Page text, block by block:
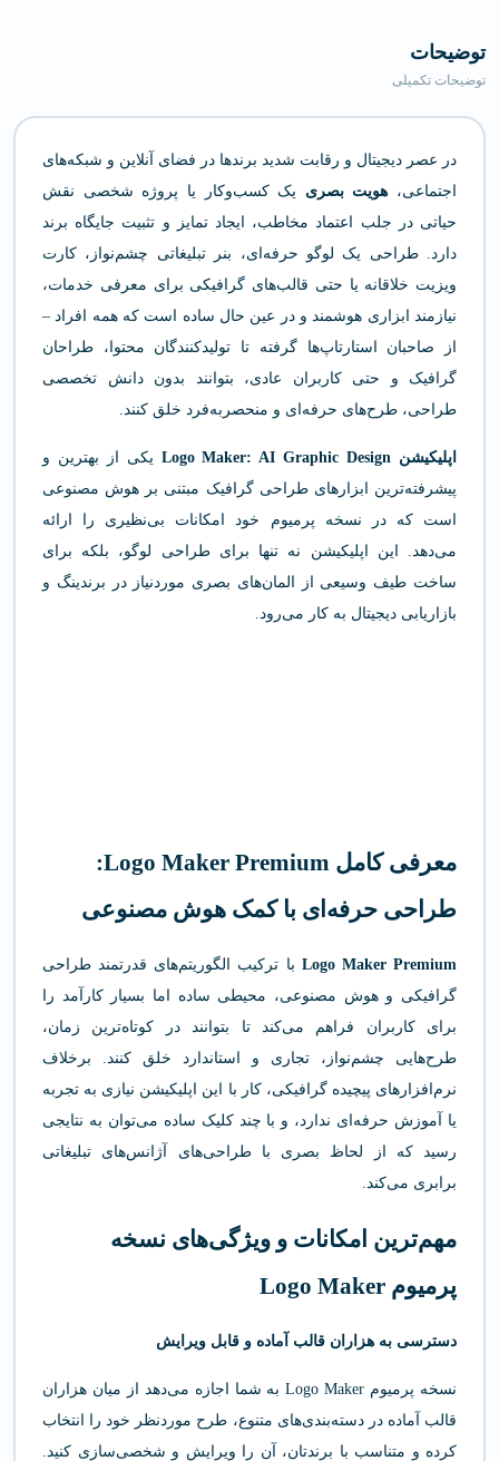
توضیحات
توضیحات تکمیلی
در عصر دیجیتال و رقابت شدید برندها در فضای آنلاین و شبکه‌های
اجتماعی، هویت بصری یک کسب‌وکار یا پروژه شخصی نقش
حیاتی در جلب اعتماد مخاطب، ایجاد تمایز و تثبیت جایگاه برند
دارد. طراحی یک لوگو حرفه‌ای، بنر تبلیغاتی چشم‌نواز، کارت
ویزیت خلاقانه یا حتی قالب‌های گرافیکی برای معرفی خدمات،
نیازمند ابزاری هوشمند و در عین حال ساده است که همه افراد –
از صاحبان استارتاپ‌ها گرفته تا تولیدکنندگان محتوا، طراحان
گرافیک و حتی کاربران عادی، بتوانند بدون دانش تخصصی
طراحی، طرح‌های حرفه‌ای و منحصر‌به‌فرد خلق کنند.
اپلیکیشن Logo Maker: AI Graphic Design
یکی از بهترین و
پیشرفته‌ترین ابزارهای طراحی گرافیک مبتنی بر هوش مصنوعی
است که در نسخه پرمیوم خود امکانات بی‌نظیری را ارائه
می‌دهد. این اپلیکیشن نه تنها برای طراحی لوگو، بلکه برای
ساخت طیف وسیعی از المان‌های بصری موردنیاز در برندینگ و
بازاریابی دیجیتال به کار می‌رود.
معرفی کامل Logo Maker Premium:
طراحی حرفه‌ای با کمک هوش مصنوعی
Logo Maker Premium با ترکیب الگوریتم‌های قدرتمند طراحی
گرافیکی و هوش مصنوعی، محیطی ساده اما بسیار کارآمد را
برای کاربران فراهم می‌کند تا بتوانند در کوتاه‌ترین زمان،
طرح‌هایی چشم‌نواز، تجاری و استاندارد خلق کنند. برخلاف
نرم‌افزارهای پیچیده گرافیکی، کار با این اپلیکیشن نیازی به تجربه
یا آموزش حرفه‌ای ندارد، و با چند کلیک ساده می‌توان به نتایجی
رسید که از لحاظ بصری با طراحی‌های آژانس‌های تبلیغاتی
برابری می‌کند.
مهم‌ترین امکانات و ویژگی‌های نسخه
پرمیوم Logo Maker
دسترسی به هزاران قالب آماده و قابل ویرایش
نسخه پرمیوم Logo Maker به شما اجازه می‌دهد از میان هزاران
قالب آماده در دسته‌بندی‌های متنوع، طرح موردنظر خود را انتخاب
کرده و متناسب با برندتان، آن را ویرایش و شخصی‌سازی کنید.